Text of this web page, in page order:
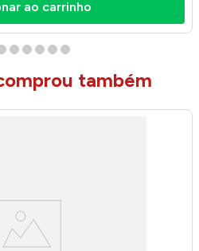
ao carrinho
também